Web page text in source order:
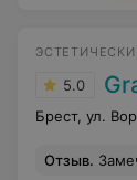
5.0
Брест, ул.
Отзыв.